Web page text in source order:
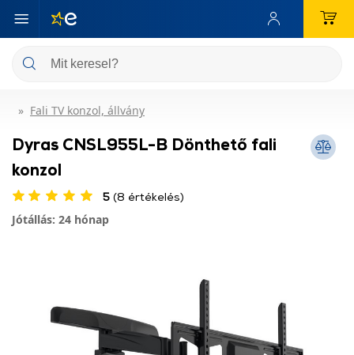
Fali TV konzol, állvány
Dyras CNSL955L-B Dönthető fali
konzol
5 (8 értékelés)
Jótállás: 24 hónap